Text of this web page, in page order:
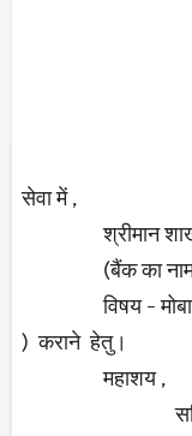
सेवा में ,
श्रीमान
(बैंक का नाम ,
विषय - मोबाइल
) कराने हेतु।
महाशय ,
सविनय